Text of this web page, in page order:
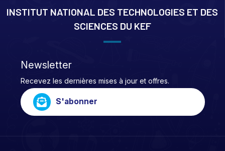
INSTITUT NATIONAL DES TECHNOLOGIES ET DES
SCIENCES DU KEF
Newsletter
Recevez les dernières mises à jour et offres.
S'abonner